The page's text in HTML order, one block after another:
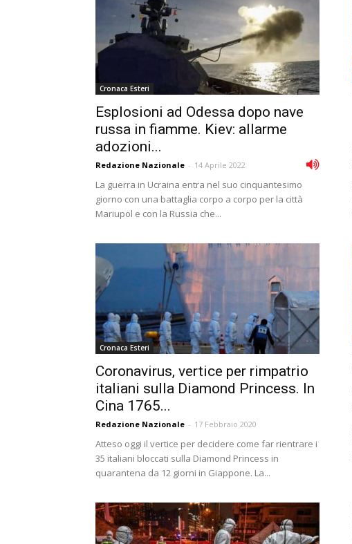
Cronaca Esteri
Esplosioni ad Odessa dopo nave
russa in fiamme. Kiev: allarme
adozioni...
Redazione Nazionale - 14 Aprile 2022
La guerra in Ucraina entra nel suo cinquantesimo
giorno con una battaglia corpo a corpo per la città
Mariupol e con la Russia che...
Cronaca Esteri
Coronavirus, vertice per rimpatrio
italiani sulla Diamond Princess. In
Cina 1765...
Redazione Nazionale - 17 Febbraio 2020
Atteso oggi il vertice per decidere come far rientrare i
35 italiani bloccati sulla Diamond Princess in
quarantena da 12 giorni in Giappone. La...